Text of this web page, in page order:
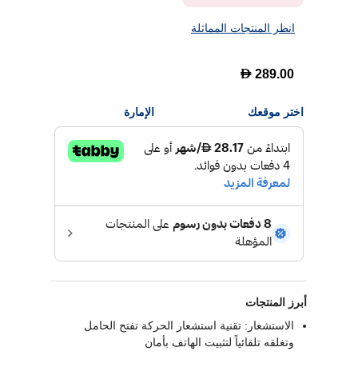
انظر المنتجات المماثلة
D 289.00
اختر موقعك الإمارة
أبرز المنتجات
الاستشعار: تقنية استشعار الحركة تفتح الحامل
وتغلقه تلقائياً لتثبيت الهاتف بأمان